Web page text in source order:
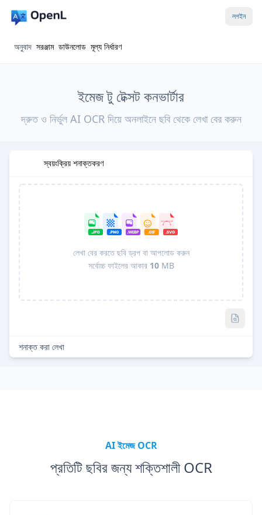
লগইন
অনুবাদ সরঞ্জাম ডাউনলোড মূল্য নির্ধারণ
ইমেজ টু টেক্সট কনভার্টার
দ্রুত ও নির্ভুল AI OCR দিয়ে অনলাইনে ছবি থেকে লেখা বের করুন
স্বয়ংক্রিয় শনাক্তকরণ
লেখা বের করতে ছবি ড্রপ বা আপলোড করুন
সর্বোচ্চ ফাইলের আকার 10MB
শনাক্ত করা লেখা
AI ইমেজ OCR
প্রতিটি ছবির জন্য শক্তিশালী OCR